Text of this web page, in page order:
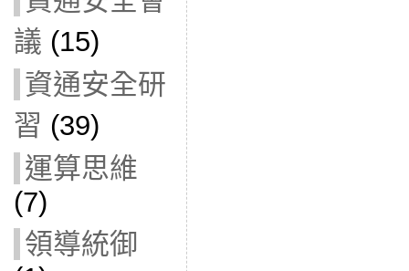
議 (15)
資通安全研
習 (39)
運算思維
(7)
領導統御